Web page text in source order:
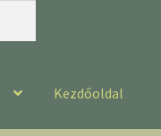
Kezdőoldal